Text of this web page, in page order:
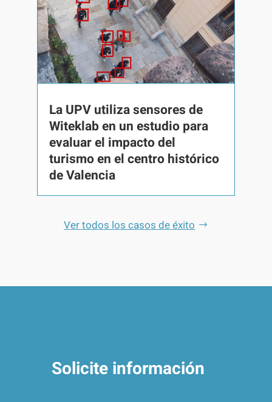
La UPV utiliza sensores de
Witeklab en un estudio para
evaluar el impacto del
turismo en el centro histórico
de Valencia
Ver todos los casos de éxito
Solicite información